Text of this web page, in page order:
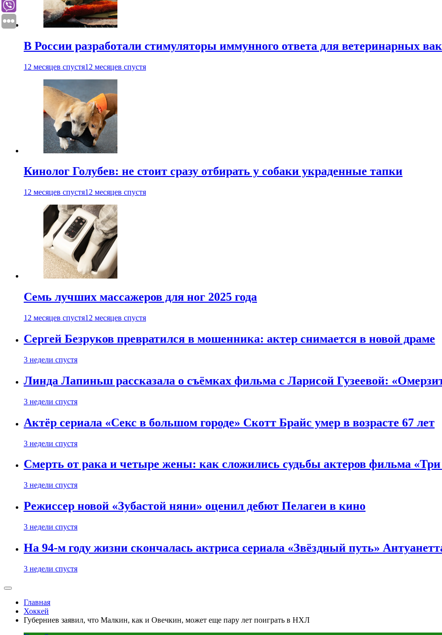
В России разработали стимуляторы иммунного ответа для ветеринарных
12 месяцев спустя12 месяцев спустя
Кинолог Голубев: не стоит сразу отбирать у собаки украденные тапки
12 месяцев спустя12 месяцев спустя
Семь лучших массажеров для ног 2025 года
12 месяцев спустя12 месяцев спустя
Сергей Безруков превратился в мошенника: актер снимается в новой драме
3 недели спустя
Линда Лапиньш рассказала о съёмках фильма с Ларисой Гузеевой:
3 недели спустя
Актёр сериала «Секс в большом городе» Скотт Брайс умер в возрасте 67 лет
3 недели спустя
Смерть от рака и четыре жены: как сложились судьбы актеров фильма
3 недели спустя
Режиссер новой «Зубастой няни» оценил дебют Пелагеи в кино
3 недели спустя
На 94-м году жизни скончалась актриса сериала «Звёздный путь»
3 недели спустя
Главная
Хоккей
Губерниев заявил, что Малкин, как и Овечкин, может еще пару лет поиграть в НХЛ